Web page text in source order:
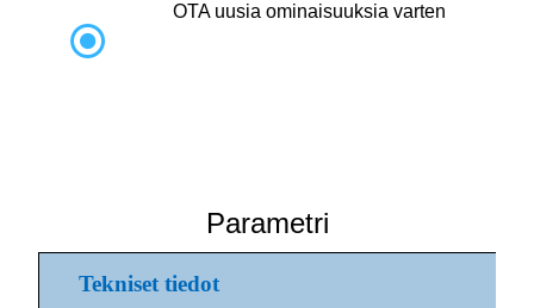

OTA uusia ominaisuuksia varten
Parametri
Tekniset tiedot